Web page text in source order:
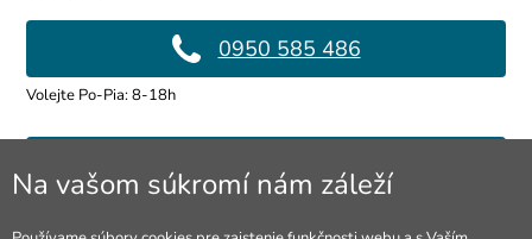
0950 585 486
Volejte Po-Pia: 8-18h
info@4lol.cz
Na vašom súkromí nám záleží